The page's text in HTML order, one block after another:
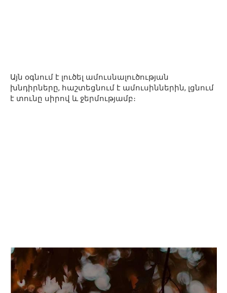
Այն օգնում է լուծել ամուսնալուծության
խնդիրները, հաշտեցնում է ամուսիններին, լցնում
է տունը սիրով և ջերմությամբ։